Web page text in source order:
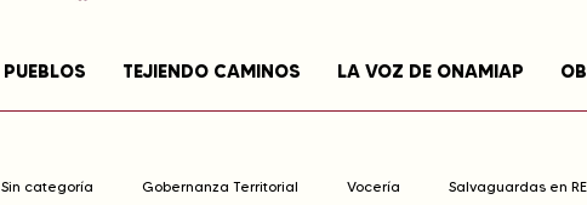
PUEBLOS TEJIENDO CAMINOS LA VOZ DE ONAMIAP
Sin categoría Gobernanza Territorial Vocería Salvaguardas en